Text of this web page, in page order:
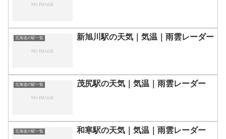
北海道の駅一覧 新旭川駅の天気｜気温｜雨雲レーダー
北海道の駅一覧 茂尻駅の天気｜気温｜雨雲レーダー
北海道の駅一覧 和寒駅の天気｜気温｜雨雲レーダー